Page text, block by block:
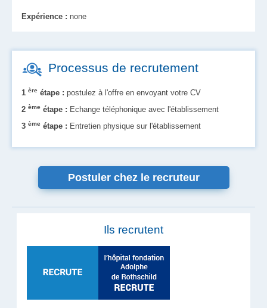
Expérience : none
Processus de recrutement
1 ère étape : postulez à l'offre en envoyant votre CV
2 ème étape : Echange téléphonique avec l'établissement
3 ème étape : Entretien physique sur l'établissement
Postuler chez le recruteur
Ils recrutent